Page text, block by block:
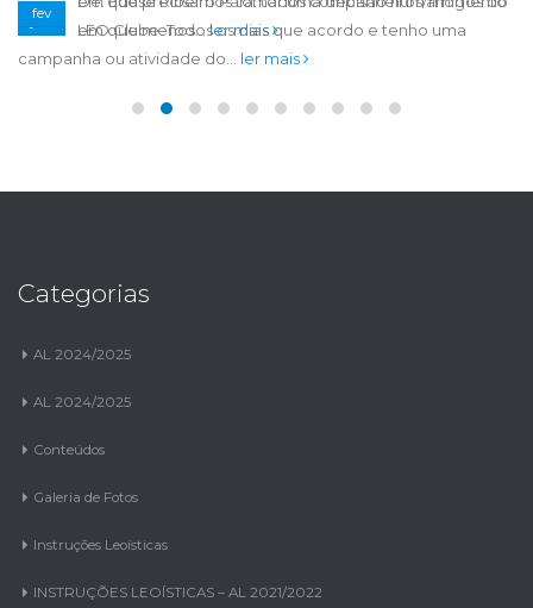
fev
LEO Clube. Todos os dias que acordo e tenho uma
campanha ou atividade do... ler mais
jun
em que menos...ler mais